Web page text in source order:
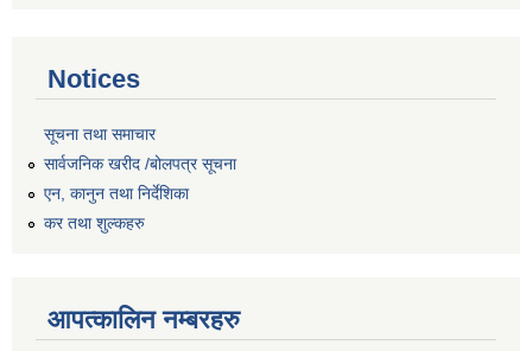
Notices
सूचना तथा समाचार
सार्वजनिक खरीद /बोलपत्र सूचना
एन, कानुन तथा निर्देशिका
कर तथा शुल्कहरु
आपत्कालिन नम्बरहरु